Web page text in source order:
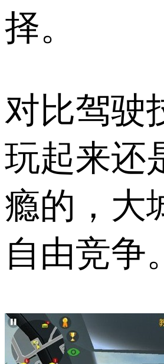
择。
对比驾驶
玩起来还
瘾的，大
自由竞争。